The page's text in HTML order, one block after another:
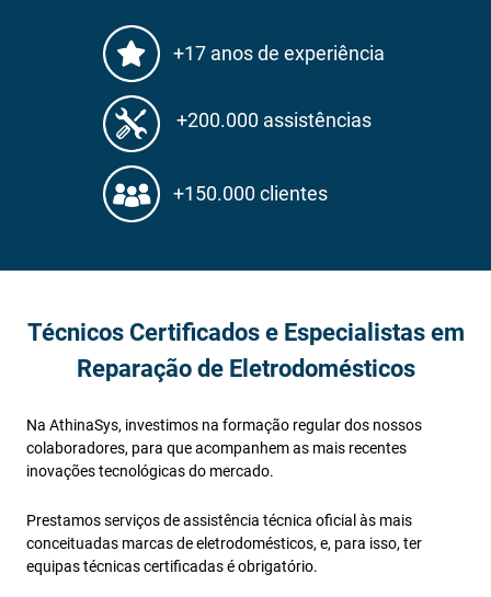
+17 anos de experiência
+200.000 assistências
+150.000 clientes
Técnicos Certificados e Especialistas em
Reparação de Eletrodomésticos
Na AthinaSys, investimos na formação regular dos nossos
colaboradores, para que acompanhem as mais recentes
inovações tecnológicas do mercado.
Prestamos serviços de assistência técnica oficial às mais
conceituadas marcas de eletrodomésticos, e, para isso, ter
equipas técnicas certificadas é obrigatório.